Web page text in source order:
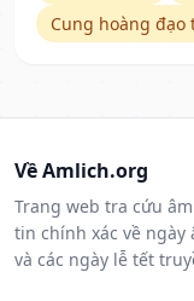
Cung hoàng đạo
Về Amlich.org
Trang web tra cứu
tin chính xác về ngày
và các ngày lễ tết